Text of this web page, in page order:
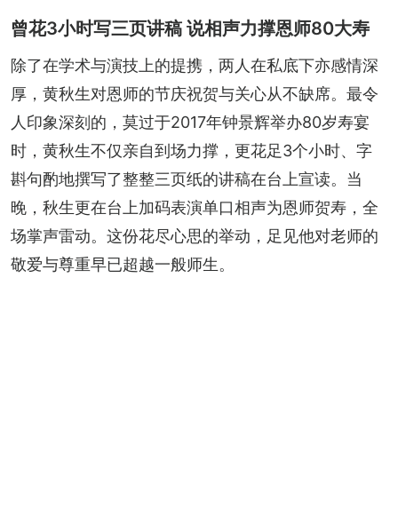
曾花3小时写三页讲稿 说相声力撑恩师80大寿
除了在学术与演技上的提携，两人在私底下亦感情深
厚，黄秋生对恩师的节庆祝贺与关心从不缺席。最令
人印象深刻的，莫过于2017年钟景辉举办80岁寿宴
时，黄秋生不仅亲自到场力撑，更花足3个小时、字
斟句酌地撰写了整整三页纸的讲稿在台上宣读。当
晚，秋生更在台上加码表演单口相声为恩师贺寿，全
场掌声雷动。这份花尽心思的举动，足见他对老师的
敬爱与尊重早已超越一般师生。